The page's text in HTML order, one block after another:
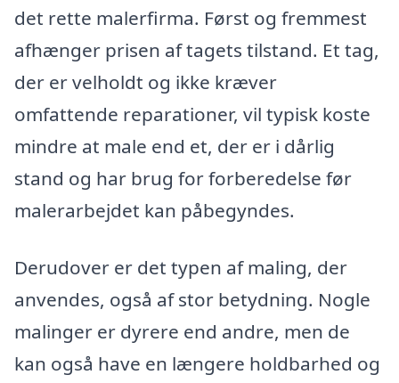
det rette malerfirma. Først og fremmest
afhænger prisen af tagets tilstand. Et tag,
der er velholdt og ikke kræver
omfattende reparationer, vil typisk koste
mindre at male end et, der er i dårlig
stand og har brug for forberedelse før
malerarbejdet kan påbegyndes.
Derudover er det typen af maling, der
anvendes, også af stor betydning. Nogle
malinger er dyrere end andre, men de
kan også have en længere holdbarhed og